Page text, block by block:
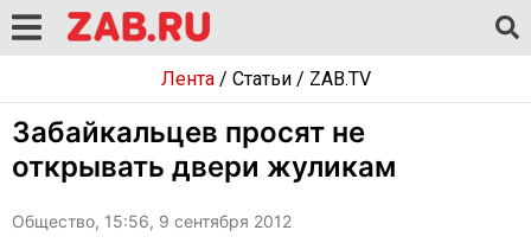
Лента/ Статьи/ ZAB.TV
Забайкальцев просят не
открывать двери жуликам
Общество, 15:56, 9 сентября 2012